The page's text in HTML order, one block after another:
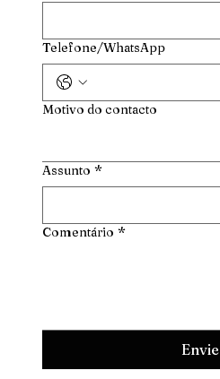
Telefone/WhatsApp
Motivo do contacto
Assunto *
Comentário *
Envie